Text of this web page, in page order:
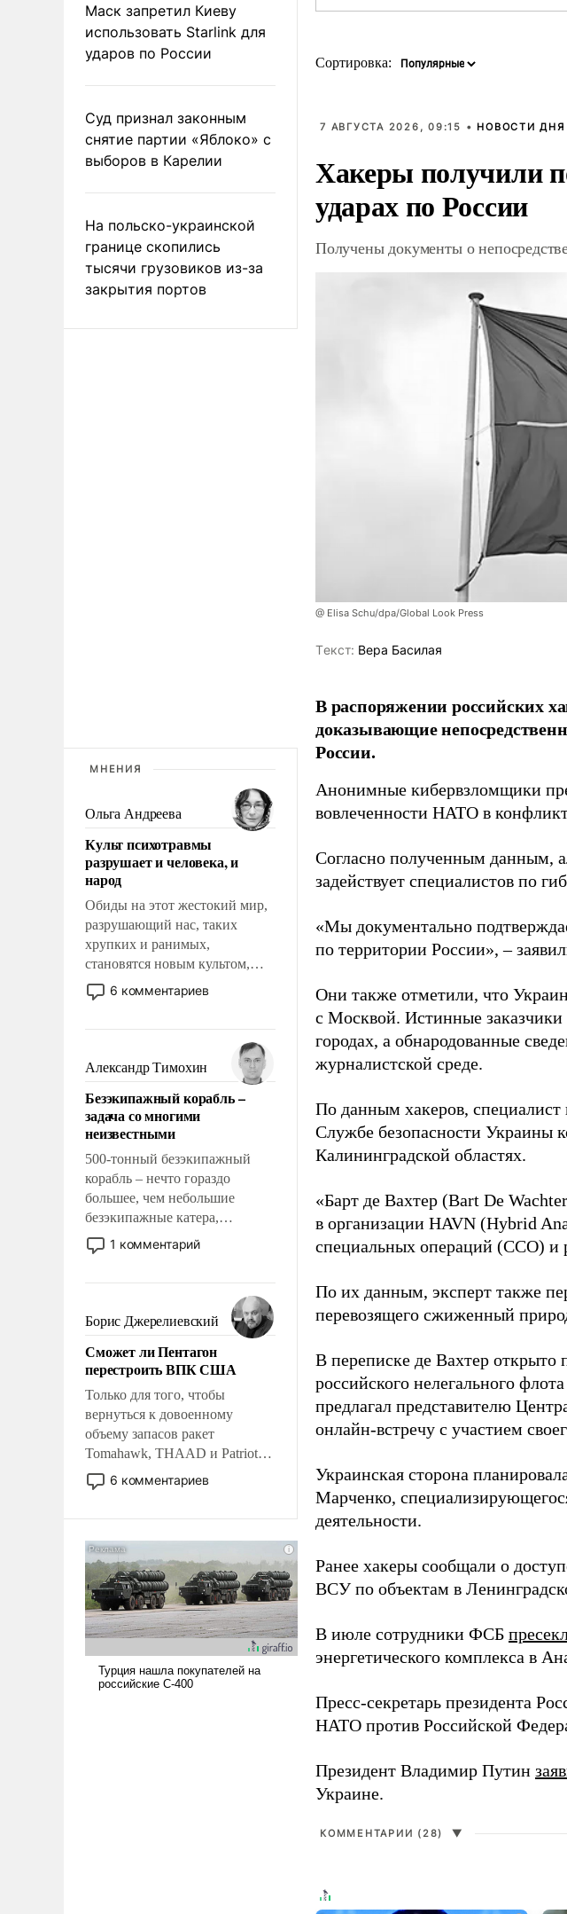
Маск запретил Киеву
использовать Starlink для
ударов по России
Суд признал законным
снятие партии «Яблоко» с
выборов в Карелии
На польско-украинской
границе скопились
тысячи грузовиков из-за
закрытия портов
МНЕНИЯ
Ольга Андреева
Культ психотравмы
разрушает и человека, и
народ
Обиды на этот жестокий мир,
разрушающий нас, таких
хрупких и ранимых,
становятся новым культом,
постепенно вытесняя и
отменяя традиционное
мужественным и твердым под
ударами судьбы, брать на себя
ответственность, помогать
слабым, идти вперед и
адаптироваться.
6 комментариев
Александр Тимохин
Безэкипажный корабль –
задача со многими
неизвестными
500-тонный безэкипажный
корабль – нечто гораздо
большее, чем небольшие
безэкипажные катера,
применение которых уже
стало обыденностью. Задача по
сложна и амбициозна. Однако
и ее реализация радикально
поднимет наши боевые
возможности.
1 комментарий
Борис Джерелиевский
Сможет ли Пентагон
перестроить ВПК США
Только для того, чтобы
вернуться к довоенному
объему запасов ракет
Tomahawk, THAAD и Patriot
США потребуется более трех
лет. Даже небольшая война с
Сложившаяся ситуация
означает многолетний период
уязвимости США, например,
перед Китаем.
6 комментариев
Сортировка:
7 АВГУСТА 2026, 09:15 • НОВОСТИ ДНЯ
Хакеры получили
ударах по России
Получены документы о
@ Elisa Schu/dpa/Global Look Press
Tекст: Вера Басилая
В распоряжении российских
доказывающие
России.
Анонимные кибервзломщики
вовлеченности НАТО в
Согласно полученным данным,
задействует специалистов по
«Мы документально
по территории России», –
Они также отметили, что
с Москвой. Истинные заказчики
городах, а обнародованные
журналистской среде.
По данным хакеров, специалист
Службе безопасности Украины
Калининградской областях.
«Барт де Вахтер (Bart De
в организации HAVN (Hybrid
специальных операций (ССО) и
По их данным, эксперт также
перевозящего сжиженный
В переписке де Вахтер открыто
российского нелегального
предлагал представителю
онлайн-встречу с участием
Украинская сторона
Марченко,
деятельности.
Ранее хакеры сообщали о
ВСУ по объектам в
В июле сотрудники ФСБ
энергетического комплекса в
Пресс-секретарь президента
НАТО против Российской
Президент Владимир Путин
Украине.
КОММЕНТАРИИ (28) ▼